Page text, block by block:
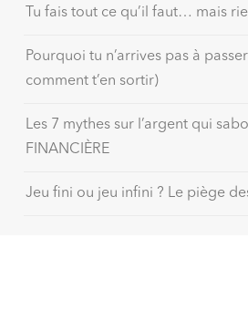
Tu fais tout ce qu’il faut… mais
Pourquoi tu n’arrives pas à
comment t’en sortir)
Les 7 mythes sur l’argent qui
FINANCIÈRE
Jeu fini ou jeu infini ? Le piège